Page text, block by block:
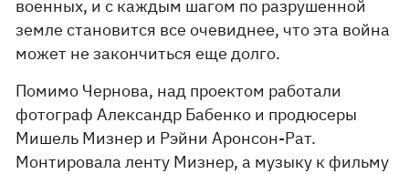
военных, и с каждым шагом по разрушенной
земле становится все очевиднее, что эта война
может не закончиться еще долго.
Помимо Чернова, над проектом работали
фотограф Александр Бабенко и продюсеры
Мишель Мизнер и Рэйни Аронсон-Рат.
Монтировала ленту Мизнер, а музыку к фильму